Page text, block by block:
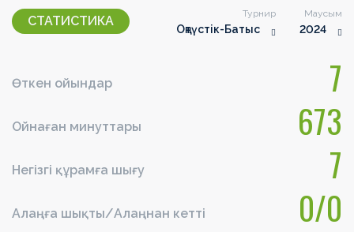
СТАТИСТИКА Турнир
Оңтүстік-Батыс
Маусым
2024
Өткен ойындар 7
Ойнаған минуттары 673
Негізгі құрамға шығу 7
Алаңға шықты/Алаңнан кетті 0/0